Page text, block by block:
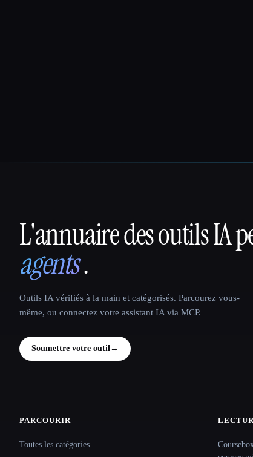
That AI Collection
L'annuaire des outils IA
agents.
Outils IA vérifiés à la main et catégorisés. Parcourez vous-
même, ou connectez votre assistant IA via MCP.
Soumettre votre outil →
Site navigation
PARCOURIR
Toutes les catégories